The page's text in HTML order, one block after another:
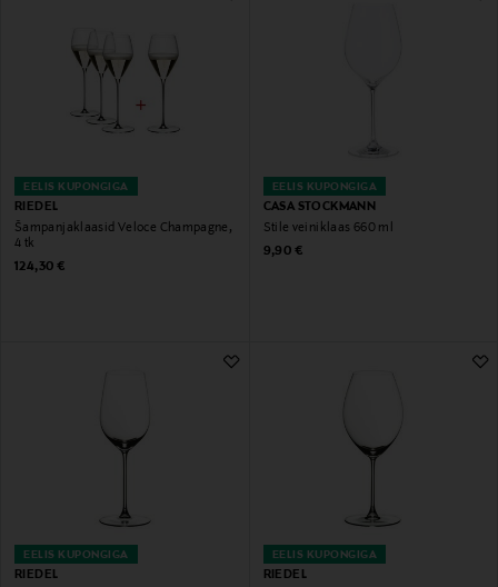
EELIS KUPONGIGA
RIEDEL
Šampanjaklaasid Veloce Champagne,
4 tk
Original Price
124,30 €
EELIS KUPONGIGA
CASA STOCKMANN
Stile veiniklaas 660 ml
Original Price
9,90 €
EELIS KUPONGIGA
RIEDEL
EELIS KUPONGIGA
RIEDEL